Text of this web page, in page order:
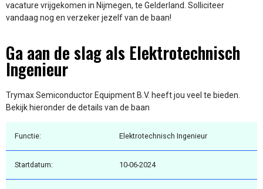
vacature vrijgekomen in Nijmegen, te Gelderland. Solliciteer
vandaag nog en verzeker jezelf van de baan!
Ga aan de slag als Elektrotechnisch
Ingenieur
Trymax Semiconductor Equipment B.V. heeft jou veel te bieden.
Bekijk hieronder de details van de baan
Functie: Elektrotechnisch Ingenieur
Startdatum: 10-06-2024